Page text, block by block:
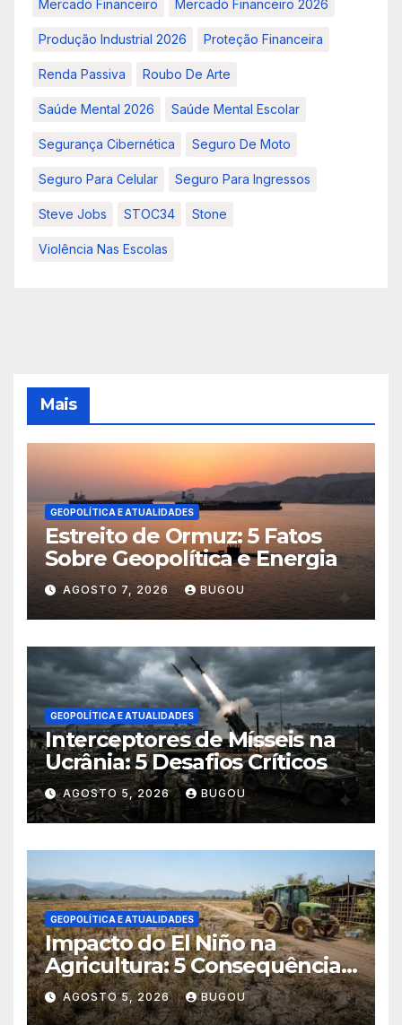
Mercado Financeiro Mercado Financeiro 2026
Produção Industrial 2026 Proteção Financeira
Renda Passiva Roubo De Arte
Saúde Mental 2026 Saúde Mental Escolar
Segurança Cibernética Seguro De Moto
Seguro Para Celular Seguro Para Ingressos
Steve Jobs STOC34 Stone
Violência Nas Escolas
Mais
GEOPOLÍTICA E ATUALIDADES
Estreito de Ormuz: 5 Fatos
Sobre Geopolítica e Energia
AGOSTO 7, 2026 BUGOU
GEOPOLÍTICA E ATUALIDADES
Interceptores de Mísseis na
Ucrânia: 5 Desafios Críticos
AGOSTO 5, 2026 BUGOU
GEOPOLÍTICA E ATUALIDADES
Impacto do El Niño na
Agricultura: 5 Consequências
Críticas
AGOSTO 5, 2026 BUGOU